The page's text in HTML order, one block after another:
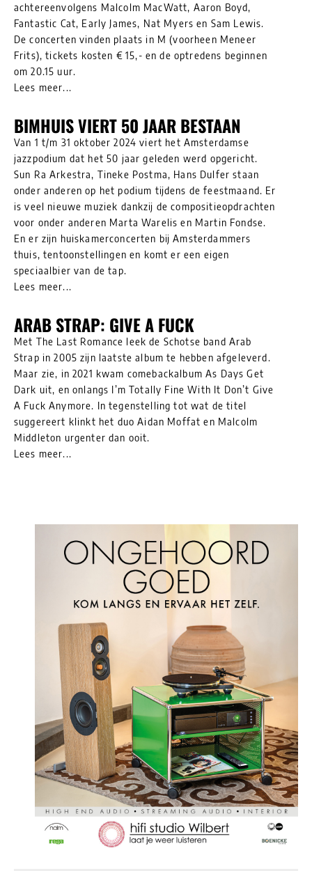
achtereenvolgens Malcolm MacWatt, Aaron Boyd,
Fantastic Cat, Early James, Nat Myers en Sam Lewis.
De concerten vinden plaats in M (voorheen Meneer
Frits), tickets kosten € 15,- en de optredens beginnen
om 20.15 uur.
Lees meer...
BIMHUIS VIERT 50 JAAR BESTAAN
Van 1 t/m 31 oktober 2024 viert het Amsterdamse
jazzpodium dat het 50 jaar geleden werd opgericht.
Sun Ra Arkestra, Tineke Postma, Hans Dulfer staan
onder anderen op het podium tijdens de feestmaand. Er
is veel nieuwe muziek dankzij de compositieopdrachten
voor onder anderen Marta Warelis en Martin Fondse.
En er zijn huiskamerconcerten bij Amsterdammers
thuis, tentoonstellingen en komt er een eigen
speciaalbier van de tap.
Lees meer...
ARAB STRAP: GIVE A FUCK
Met The Last Romance leek de Schotse band Arab
Strap in 2005 zijn laatste album te hebben afgeleverd.
Maar zie, in 2021 kwam comebackalbum As Days Get
Dark uit, en onlangs I’m Totally Fine With It Don’t Give
A Fuck Anymore. In tegenstelling tot wat de titel
suggereert klinkt het duo Aidan Moffat en Malcolm
Middleton urgenter dan ooit.
Lees meer...